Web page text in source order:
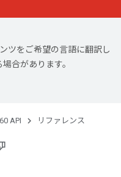
ツをご希望の言語に翻訳し
合があります。
API リファレンス